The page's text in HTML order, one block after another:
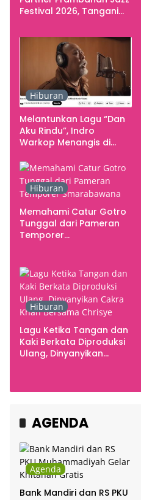
Festival 2026, Tangani
Kebutuhan Konser
Hiburan
Melantunkan Lagu “Dan
Aku Rindu”, Indro
Warkop Menangis di
Hiburan
Memahami Catur Gotro
Tunggal dari Pameran
Temporer
Hiburan
Lagu Ketika Tangan dan
Kaki Berkata Diproduksi
Ulang, Dinyanyikan
AGENDA
Agenda
Bank Mandiri dan RS PKU